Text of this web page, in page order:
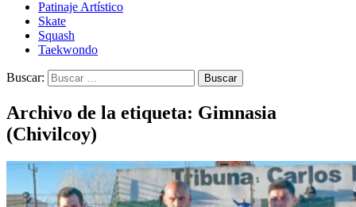
Patinaje Artístico
Skate
Squash
Taekwondo
Buscar:
Archivo de la etiqueta: Gimnasia
(Chivilcoy)